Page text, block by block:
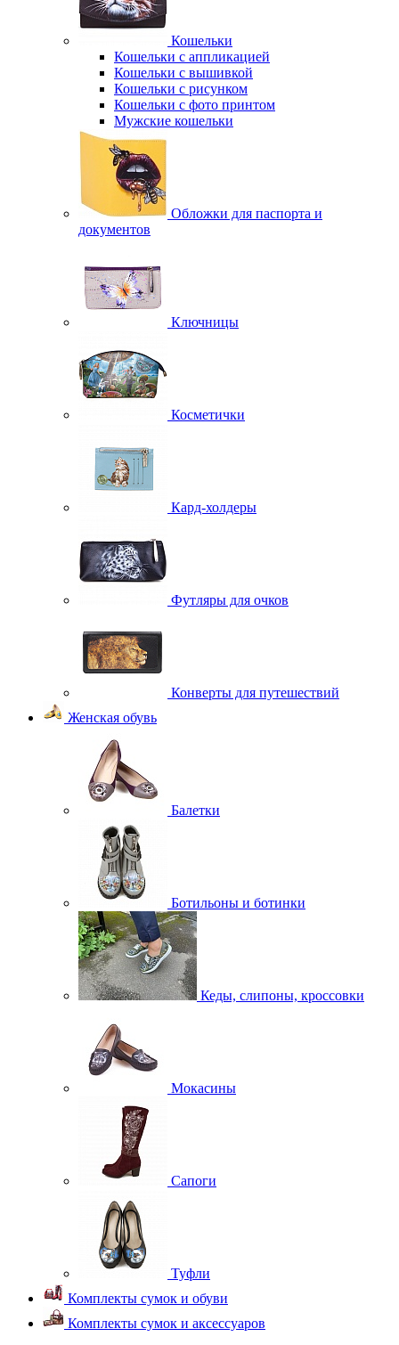
Кошельки
Кошельки с аппликацией
Кошельки с вышивкой
Кошельки с рисунком
Кошельки с фото принтом
Мужские кошельки
Обложки для паспорта и
документов
Ключницы
Косметички
Кард-холдеры
Футляры для очков
Конверты для путешествий
Женская обувь
Балетки
Ботильоны и ботинки
Кеды, слипоны, кроссовки
Мокасины
Сапоги
Туфли
Комплекты сумок и обуви
Комплекты сумок и аксессуаров